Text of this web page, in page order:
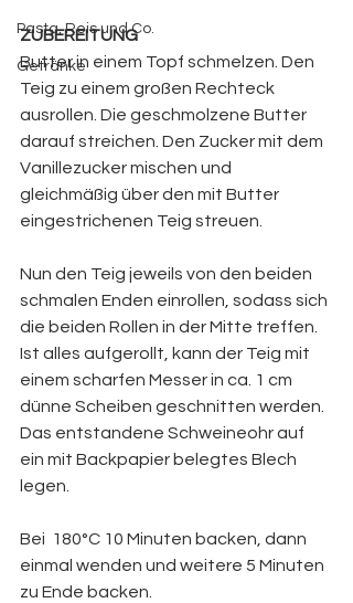
Pasta, Reis und Co.
Getränke
ZUBEREITUNG
Butter in einem Topf schmelzen. Den
Teig zu einem großen Rechteck
ausrollen. Die geschmolzene Butter
darauf streichen. Den Zucker mit dem
Vanillezucker mischen und
gleichmäßig über den mit Butter
eingestrichenen Teig streuen.
Nun den Teig jeweils von den beiden
schmalen Enden einrollen, sodass sich
die beiden Rollen in der Mitte treffen.
Ist alles aufgerollt, kann der Teig mit
einem scharfen Messer in ca. 1 cm
dünne Scheiben geschnitten werden.
Das entstandene Schweineohr auf
ein mit Backpapier belegtes Blech
legen.
Bei  180°C 10 Minuten backen, dann
einmal wenden und weitere 5 Minuten
zu Ende backen.